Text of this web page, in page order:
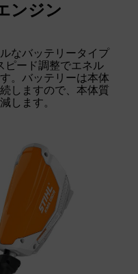
ンジン
なバッテリータイプ
ピード調整でエネル
。バッテリーは本体
しますので、本体質
します。